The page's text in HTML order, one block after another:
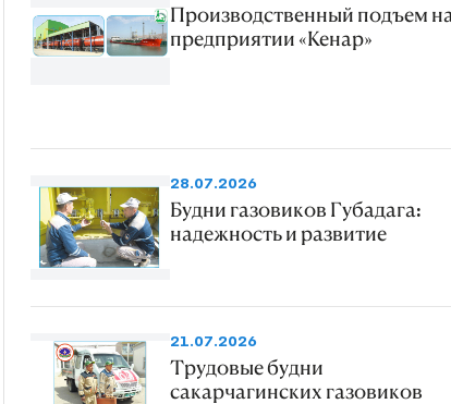
Производственный подъем
предприятии «Кенар»
28.07.2026
Будни газовиков Губадага:
надежность и развитие
21.07.2026
Трудовые будни
сакарчагинских газовиков